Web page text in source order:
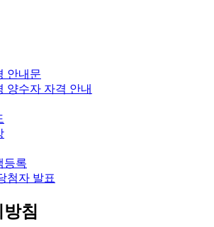
안내문
양수자 자격 안내
등록
첨자 발표
침